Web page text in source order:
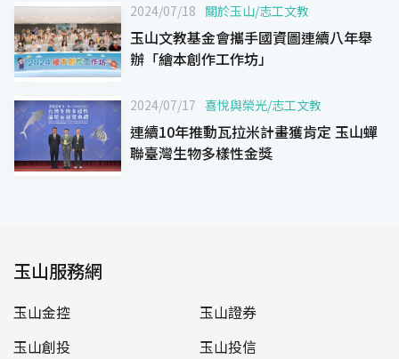
2024/07/18 關於玉山/志工文教
玉山文教基金會攜手國資圖連續八年舉
辦「繪本創作工作坊」
2024/07/17 喜悅與榮光/志工文教
連續10年推動瓦拉米計畫獲肯定 玉山蟬
聯臺灣生物多樣性金獎
玉山服務網
玉山金控
玉山證券
玉山創投
玉山投信